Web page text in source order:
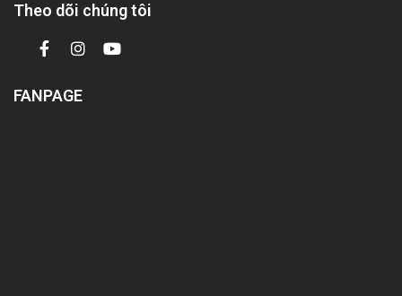
Theo dõi chúng tôi
FANPAGE